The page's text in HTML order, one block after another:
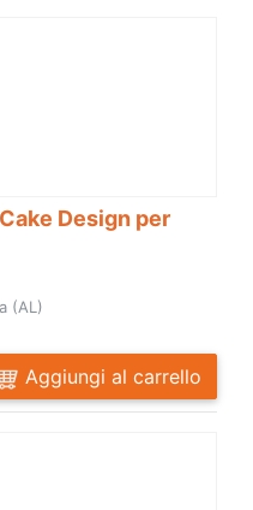
Design per
(AL)
Aggiungi al carrello